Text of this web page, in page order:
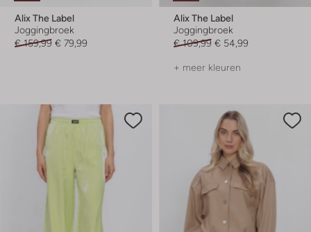
Alix The Label
Joggingbroek
€ 159,99 € 79,99
Alix The Label
Joggingbroek
€ 109,99 € 54,99
+ meer kleuren